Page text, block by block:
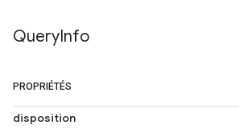
QueryInfo
PROPRIÉTÉS
disposition